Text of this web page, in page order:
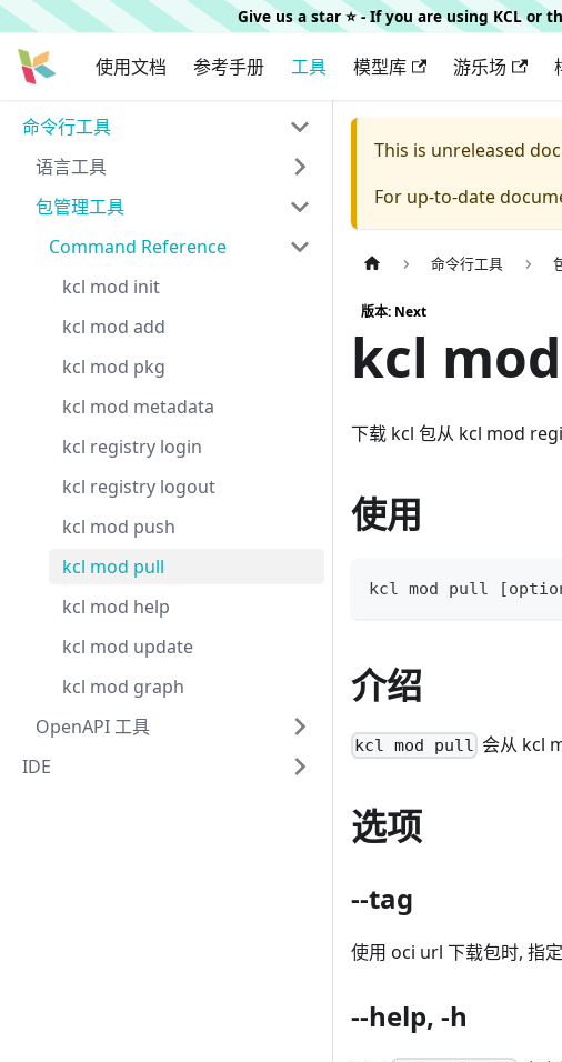
Give us a star ⭐️ - If you are using KCL
使用文档 参考手册 工具 模型库 游乐场
命令行工具
语言工具
包管理工具
Command Reference
kcl mod init
kcl mod add
kcl mod pkg
kcl mod metadata
kcl registry login
kcl registry logout
kcl mod push
kcl mod pull
kcl mod help
kcl mod update
kcl mod graph
OpenAPI 工具
IDE
This is unreleased
For up-to-date
命令行工具
版本: Next
kcl
下载 kcl 包从 kcl mod
使用
kcl mod pull [
介绍
kcl mod pull 会从 kcl
选项
--tag
使用 oci url 下载包时, 指
--help, -h